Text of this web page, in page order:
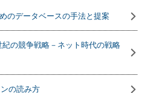
のデータベースの手法と提案
の競争戦略－ネット時代の戦略
の読み方